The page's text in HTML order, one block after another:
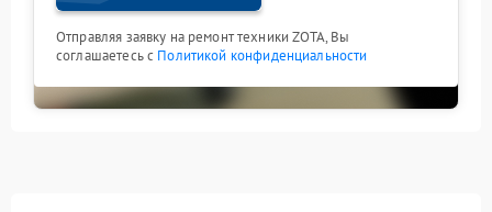
Отправляя заявку на ремонт техники ZOTA, Вы
соглашаетесь с Политикой конфиденциальности